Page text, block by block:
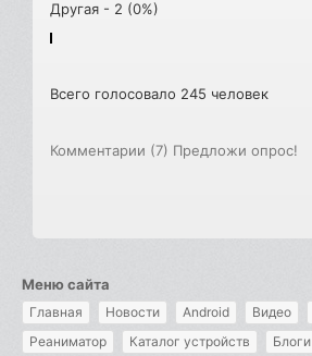
Другая - 2 (0%)
Всего голосовало 245 человек
Комментарии (7) Предложи опрос!
Меню сайта
Главная Новости Android Видео
Реаниматор
Каталог устройств Блоги